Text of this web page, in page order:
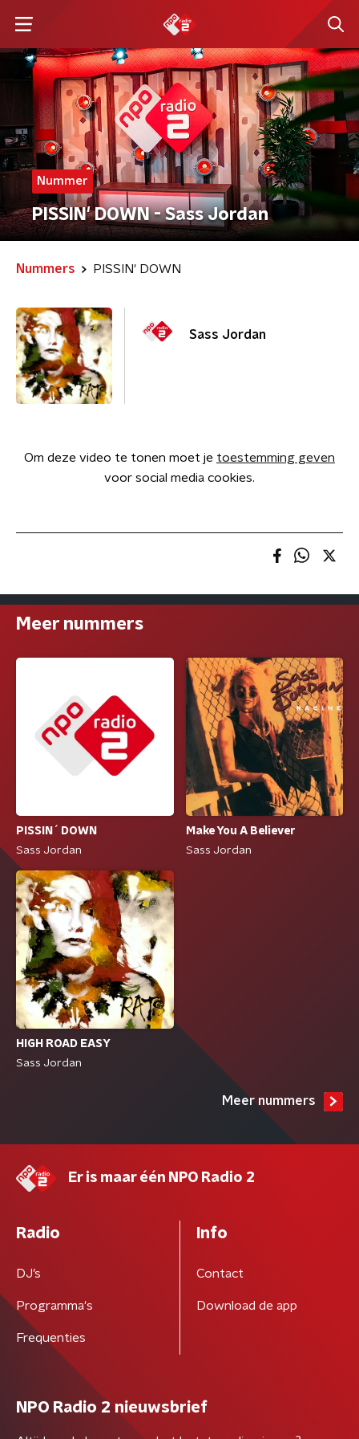
Nummer
PISSIN' DOWN - Sass Jordan
Nummers PISSIN' DOWN
Sass Jordan
Om deze video te tonen moet je toestemming geven
voor social media cookies.
Meer nummers
PISSIN´ DOWN
Sass Jordan
Make You A Believer
Sass Jordan
HIGH ROAD EASY
Sass Jordan
Meer nummers
Er is maar één NPO Radio 2
Radio
DJ’s
Programma's
Frequenties
Info
Contact
Download de app
NPO Radio 2 nieuwsbrief